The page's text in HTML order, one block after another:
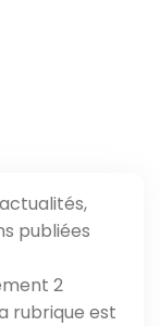
publiées
2
rubrique est